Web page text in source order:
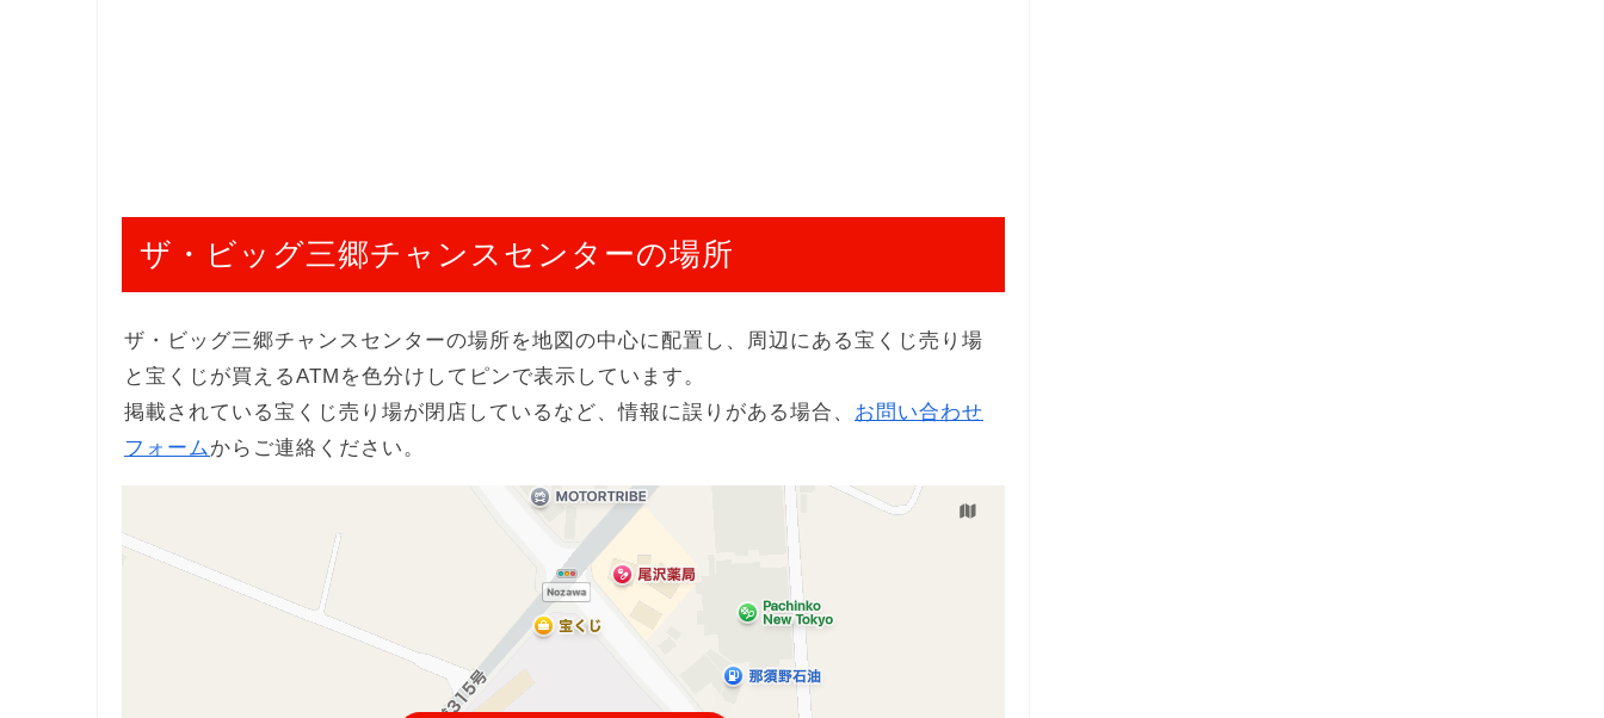
ザ・ビッグ三郷チャンスセンターの場所
ザ・ビッグ三郷チャンスセンターの場所を地図の中心に配置し、周辺にある宝くじ売り場
と宝くじが買えるATMを色分けしてピンで表示しています。
掲載されている宝くじ売り場が閉店しているなど、情報に誤りがある場合、 お問い合わせ
フォーム からご連絡ください。